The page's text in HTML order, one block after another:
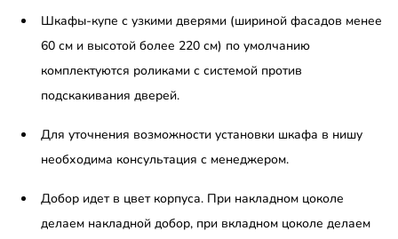
Шкафы-купе с узкими дверями (шириной фасадов менее
60 см и высотой более 220 см) по умолчанию
комплектуются роликами с системой против
подскакивания дверей.
Для уточнения возможности установки шкафа в нишу
необходима консультация с менеджером.
Добор идет в цвет корпуса. При накладном цоколе
делаем накладной добор, при вкладном цоколе делаем